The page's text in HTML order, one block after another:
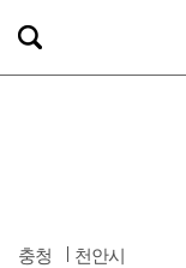
충청 천안시